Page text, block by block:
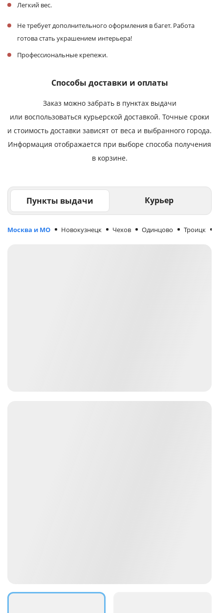
Легкий вес.
Не требует дополнительного оформления в багет. Работа
готова стать украшением интерьера!
Профессиональные крепежи.
Способы доставки и оплаты
Заказ можно забрать в пунктах выдачи
или воспользоваться курьерской доставкой. Точные сроки
и стоимость доставки зависят от веса и выбранного города.
Информация отображается при выборе способа получения
в корзине.
Пункты выдачи Курьер
Москва и МО Новокузнецк Чехов Одинцово Троицк